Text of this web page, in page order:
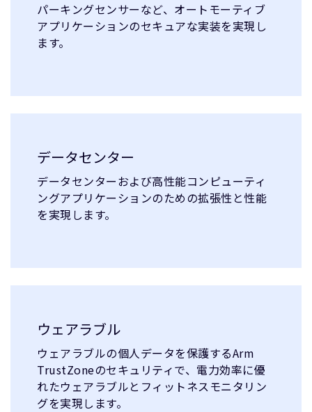
パーキングセンサーなど、オートモーティブ
アプリケーションのセキュアな実装を実現し
ます。
データセンター
データセンターおよび高性能コンピューティ
ングアプリケーションのための拡張性と性能
を実現します。
ウェアラブル
ウェアラブルの個人データを保護するArm
TrustZoneのセキュリティで、電力効率に優
れたウェアラブルとフィットネスモニタリン
グを実現します。